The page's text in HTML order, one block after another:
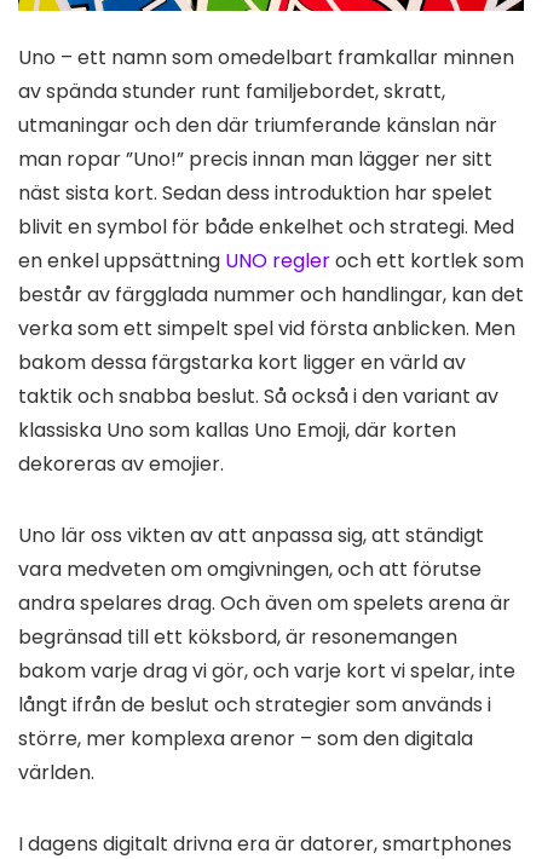
Uno – ett namn som omedelbart framkallar minnen
av spända stunder runt familjebordet, skratt,
utmaningar och den där triumferande känslan när
man ropar ”Uno!” precis innan man lägger ner sitt
näst sista kort. Sedan dess introduktion har spelet
blivit en symbol för både enkelhet och strategi. Med
en enkel uppsättning UNO regleroch ett kortlek som
består av färgglada nummer och handlingar, kan det
verka som ett simpelt spel vid första anblicken. Men
bakom dessa färgstarka kort ligger en värld av
taktik och snabba beslut. Så också i den variant av
klassiska Uno som kallas Uno Emoji, där korten
dekoreras av emojier.
Uno lär oss vikten av att anpassa sig, att ständigt
vara medveten om omgivningen, och att förutse
andra spelares drag. Och även om spelets arena är
begränsad till ett köksbord, är resonemangen
bakom varje drag vi gör, och varje kort vi spelar, inte
långt ifrån de beslut och strategier som används i
större, mer komplexa arenor – som den digitala
världen.
I dagens digitalt drivna era är datorer, smartphones